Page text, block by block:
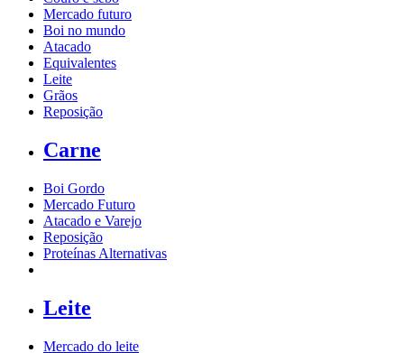
Mercado futuro
Boi no mundo
Atacado
Equivalentes
Leite
Grãos
Reposição
Carne
Boi Gordo
Mercado Futuro
Atacado e Varejo
Reposição
Proteínas Alternativas
Leite
Mercado do leite